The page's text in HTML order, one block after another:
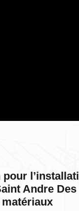
Andre
matériaux